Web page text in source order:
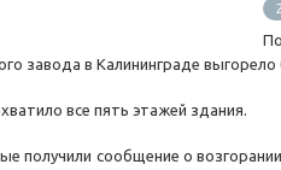
завода в Калининграде
все пять этажей здания.
получили сообщение о